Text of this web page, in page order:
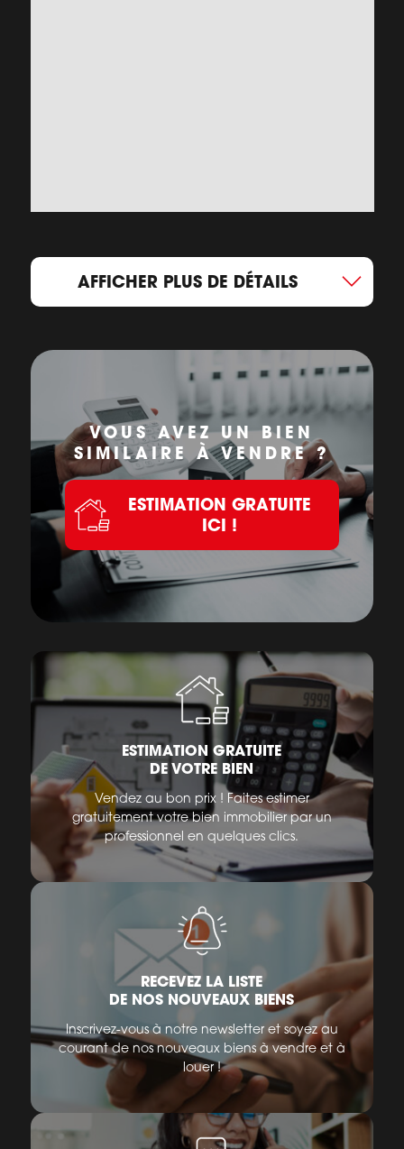
AFFICHER PLUS DE DÉTAILS
VOUS AVEZ UN BIEN
SIMILAIRE À VENDRE ?
ESTIMATION GRATUITE
ICI !
ESTIMATION GRATUITE
DE VOTRE BIEN
Vendez au bon prix ! Faites estimer
gratuitement votre bien immobilier par un
professionnel en quelques clics.
RECEVEZ LA LISTE
DE NOS NOUVEAUX BIENS
Inscrivez-vous à notre newsletter et soyez au
courant de nos nouveaux biens à vendre et à
louer !